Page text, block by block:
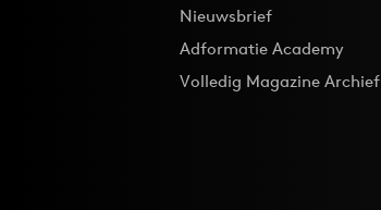
Nieuwsbrief
Adformatie Academy
Volledig Magazine Archief